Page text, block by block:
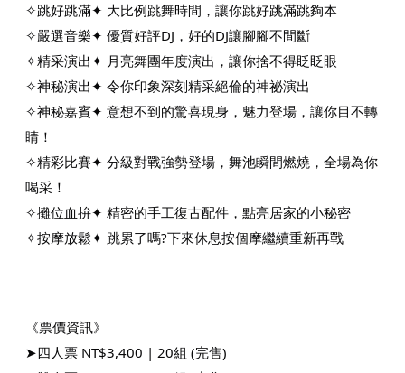
✧跳好跳滿✦ 大比例跳舞時間，讓你跳好跳滿跳夠本
✧嚴選音樂✦ 優質好評DJ，好的DJ讓腳腳不間斷
✧精采演出✦ 月亮舞團年度演出，讓你捨不得眨眨眼
✧神秘演出✦ 令你印象深刻精采絕倫的神祕演出
✧神秘嘉賓✦ 意想不到的驚喜現身，魅力登場，讓你目不轉
睛！
✧精彩比賽✦ 分級對戰強勢登場，舞池瞬間燃燒，全場為你
喝采！
✧攤位血拚✦ 精密的手工復古配件，點亮居家的小秘密
✧按摩放鬆✦ 跳累了嗎?下來休息按個摩繼續重新再戰
《票價資訊》
➤四人票 NT$3,400 | 20組 (完售)